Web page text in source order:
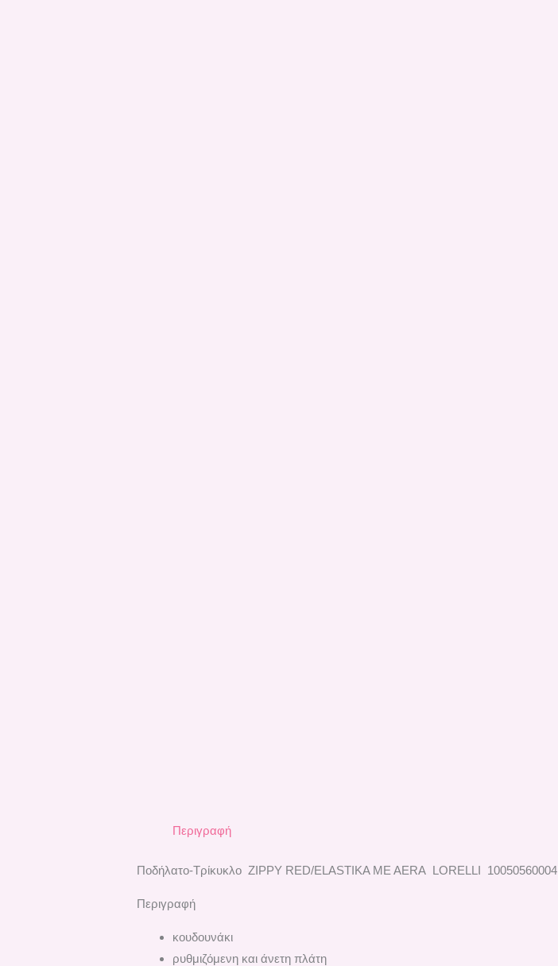
Περιγραφή
Ποδήλατο-Τρίκυκλο ZIPPY RED/ELASTIKA ME AERA LORELLI 10050560004
Περιγραφή
κουδουνάκι
ρυθμιζόμενη και άνετη πλάτη